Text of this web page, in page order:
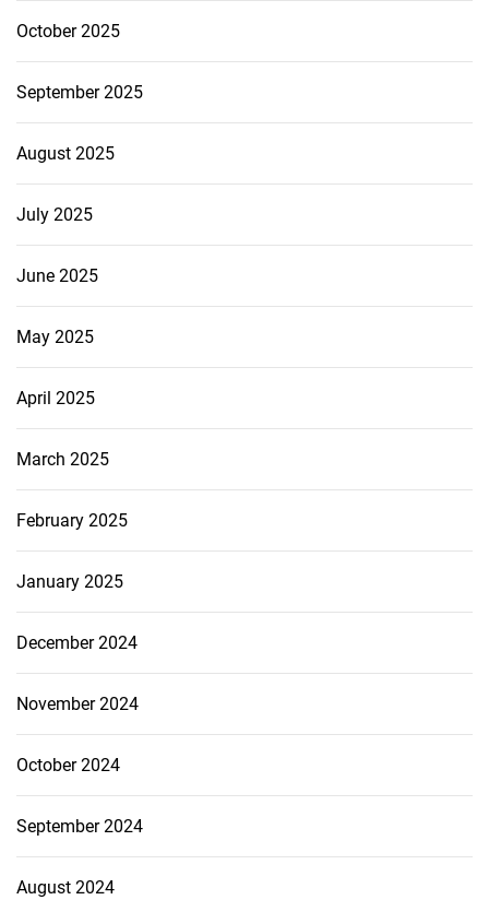
October 2025
September 2025
August 2025
July 2025
June 2025
May 2025
April 2025
March 2025
February 2025
January 2025
December 2024
November 2024
October 2024
September 2024
August 2024